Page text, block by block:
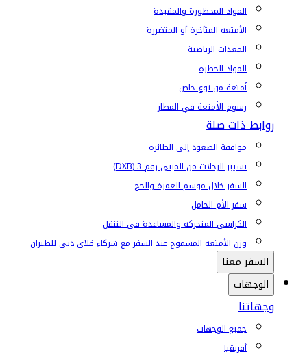
المواد المحظورة والمقيدة
الأمتعة المتأخرة أو المتضررة
المعدات الرياضية
المواد الخطرة
أمتعة من نوع خاص
رسوم الأمتعة في المطار
روابط ذات صلة
موافقة الصعود إلى الطائرة
تسيير الرحلات من المبنى رقم 3 (DXB)
السفر خلال موسم العمرة والحج
سفر الأم الحامل
الكراسي المتحركة والمساعدة في التنقل
وزن الأمتعة المسموح عند السفر مع شركاء فلاي دبي للطيران
السفر معنا
الوجهات
وجهاتنا
جميع الوجهات
أفريقيا